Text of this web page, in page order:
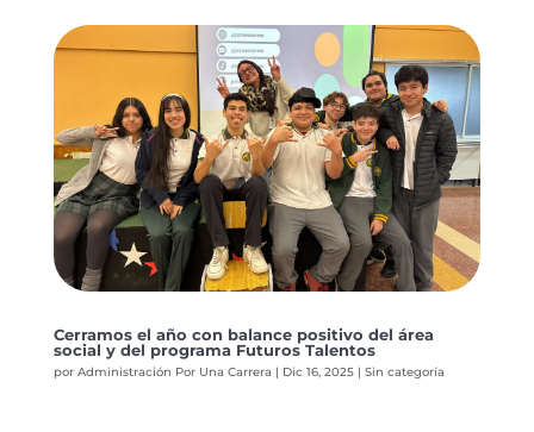
Cerramos el año con balance positivo del área
social y del programa Futuros Talentos
por Administración Por Una Carrera | Dic 16, 2025| Sin categoría